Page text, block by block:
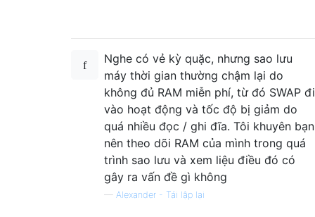
Nghe có vẻ kỳ quặc, nhưng sao lưu
máy thời gian thường chậm lại do
không đủ RAM miễn phí, từ đó SWAP đi
vào hoạt động và tốc độ bị giảm do
quá nhiều đọc / ghi đĩa. Tôi khuyên bạn
nên theo dõi RAM của mình trong quá
trình sao lưu và xem liệu điều đó có
gây ra vấn đề gì không
— Alexander - Tái lập lại